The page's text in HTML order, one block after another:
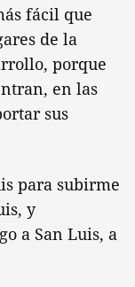
fácil que
de la
porque
en las
sus
para subirme
y
a San Luis, a